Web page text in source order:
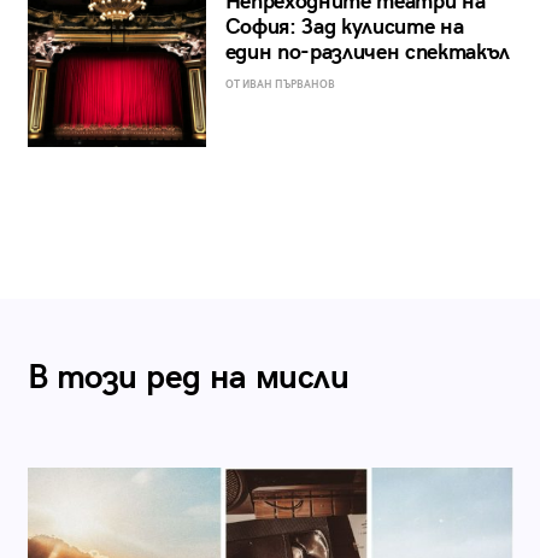
София: Зад кулисите на
един по-различен спектакъл
ОТ ИВАН ПЪРВАНОВ
В този ред на мисли